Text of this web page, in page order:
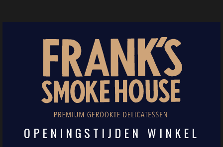
OPENINGSTIJDEN WINKEL